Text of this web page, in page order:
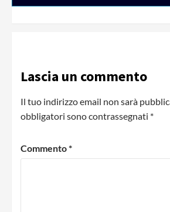
Lascia un commento
Il tuo indirizzo email non sarà
obbligatori sono contrassegnati *
Commento*